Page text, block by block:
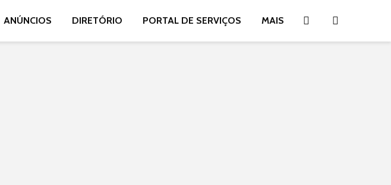
ANÚNCIOS DIRETÓRIO PORTAL DE SERVIÇOS MAIS